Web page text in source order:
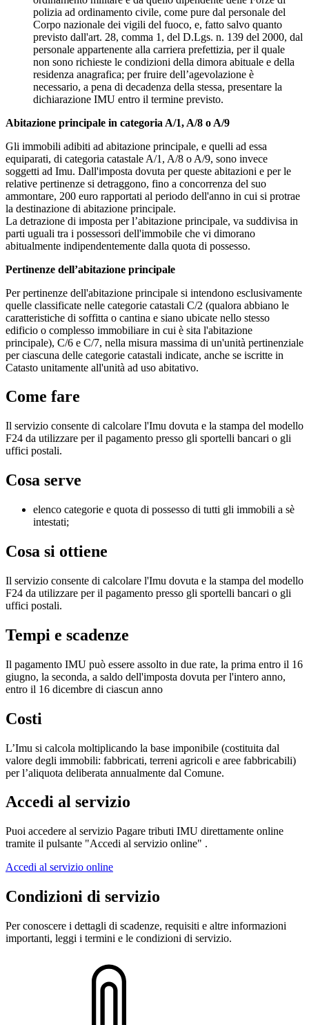
polizia ad ordinamento civile, come pure dal personale del
Corpo nazionale dei vigili del fuoco, e, fatto salvo quanto
previsto dall'art. 28, comma 1, del D.Lgs. n. 139 del 2000, dal
personale appartenente alla carriera prefettizia, per il quale
non sono richieste le condizioni della dimora abituale e della
residenza anagrafica; per fruire dell’agevolazione è
necessario, a pena di decadenza della stessa, presentare la
dichiarazione IMU entro il termine previsto.
Abitazione principale in categoria A/1, A/8 o A/9
Gli immobili adibiti ad abitazione principale, e quelli ad essa
equiparati, di categoria catastale A/1, A/8 o A/9, sono invece
soggetti ad Imu. Dall'imposta dovuta per queste abitazioni e per le
relative pertinenze si detraggono, fino a concorrenza del suo
ammontare, 200 euro rapportati al periodo dell'anno in cui si protrae
la destinazione di abitazione principale.
La detrazione di imposta per l’abitazione principale, va suddivisa in
parti uguali tra i possessori dell'immobile che vi dimorano
abitualmente indipendentemente dalla quota di possesso.
Pertinenze dell’abitazione principale
Per pertinenze dell'abitazione principale si intendono esclusivamente
quelle classificate nelle categorie catastali C/2 (qualora abbiano le
caratteristiche di soffitta o cantina e siano ubicate nello stesso
edificio o complesso immobiliare in cui è sita l'abitazione
principale), C/6 e C/7, nella misura massima di un'unità pertinenziale
per ciascuna delle categorie catastali indicate, anche se iscritte in
Catasto unitamente all'unità ad uso abitativo.
Come fare
Il servizio consente di calcolare l'Imu dovuta e la stampa del modello
F24 da utilizzare per il pagamento presso gli sportelli bancari o gli
uffici postali.
Cosa serve
elenco categorie e quota di possesso di tutti gli immobili a sè
intestati;
Cosa si ottiene
Il servizio consente di calcolare l'Imu dovuta e la stampa del modello
F24 da utilizzare per il pagamento presso gli sportelli bancari o gli
uffici postali.
Tempi e scadenze
Il pagamento IMU può essere assolto in due rate, la prima entro il 16
giugno, la seconda, a saldo dell'imposta dovuta per l'intero anno,
entro il 16 dicembre di ciascun anno
Costi
L’Imu si calcola moltiplicando la base imponibile (costituita dal
valore degli immobili: fabbricati, terreni agricoli e aree fabbricabili)
per l’aliquota deliberata annualmente dal Comune.
Accedi al servizio
Puoi accedere al servizio Pagare tributi IMU direttamente online
tramite il pulsante "Accedi al servizio online" .
Accedi al servizio online
Condizioni di servizio
Per conoscere i dettagli di scadenze, requisiti e altre informazioni
importanti, leggi i termini e le condizioni di servizio.